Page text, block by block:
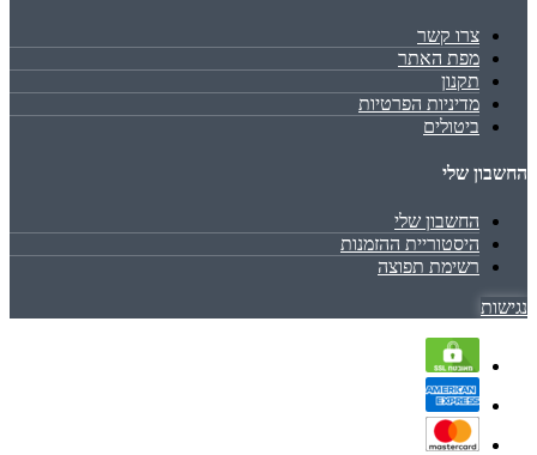
צרו קשר
מפת האתר
תקנון
מדיניות הפרטיות
ביטולים
החשבון שלי
החשבון שלי
היסטוריית ההזמנות
רשימת תפוצה
נגישות